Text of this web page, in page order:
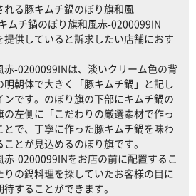
る豚キムチ鍋のぼり旗和風
ムチ鍋のぼり旗和風赤-0200099IN
供していると訴求したい店舗におす
赤-0200099INは、淡いクリーム色の背
朝体で大きく「豚キムチ鍋」と記し
です。のぼり旗の下部にキムチ鍋の
左側に「こだわりの厳選素材で作っ
で、丁寧に作った豚キムチ鍋を味わ
とが見込めるのぼり旗です。
-0200099INをお店の前に配置するこ
の鍋料理を探していたお客様の目に
することができます。